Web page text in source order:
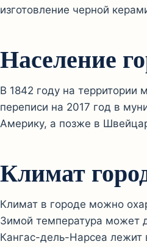
изготовление черной
Население
В 1842 году на территории
переписи на 2017 год в
Америку, а позже в
Климат
Климат в городе можно
Зимой температура может
Кангас-дель-Нарсеа